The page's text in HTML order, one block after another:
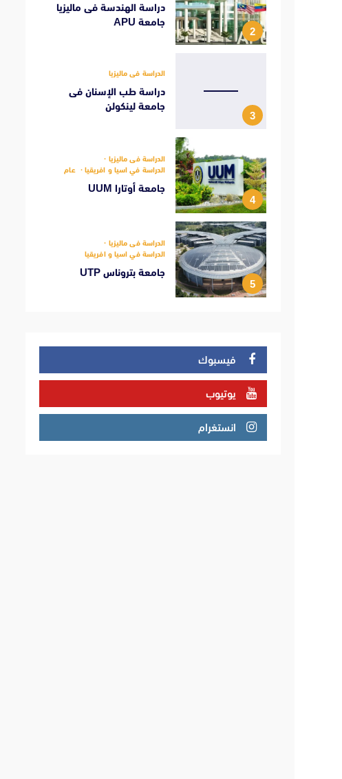
2
دراسة الهندسة فى ماليزيا
جامعة APU
3
الدراسة فى ماليزيا
دراسة طب الإسنان فى
جامعة لينكولن
4
الدراسة فى ماليزيا
الدراسة في اسيا و افريقيا
عام
جامعة أوتارا UUM
5
الدراسة فى ماليزيا
الدراسة في اسيا و افريقيا
جامعة بتروناس UTP
فيسبوك
يوتيوب
انستغرام